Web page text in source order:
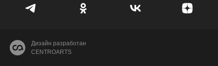
Дизайн разработан
CENTROARTS